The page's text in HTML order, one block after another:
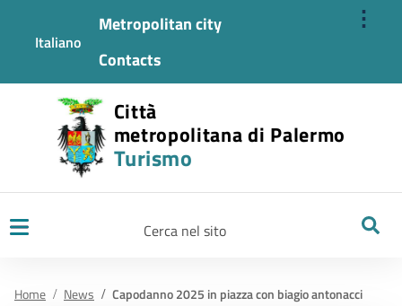
⋮
Italiano
Metropolitan city
Contacts
Città
metropolitana di Palermo
Turismo
Home News Capodanno 2025 in piazza con biagio antonacci